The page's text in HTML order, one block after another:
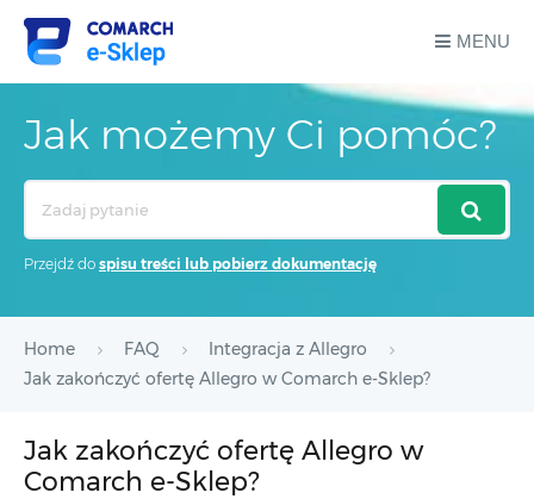
MENU
Jak możemy Ci pomóc?
Przejdź do spisu treści lub pobierz dokumentację
Home FAQ
Integracja z Allegro
Jak zakończyć ofertę Allegro w Comarch e-Sklep?
Jak zakończyć ofertę Allegro w
Comarch e-Sklep?